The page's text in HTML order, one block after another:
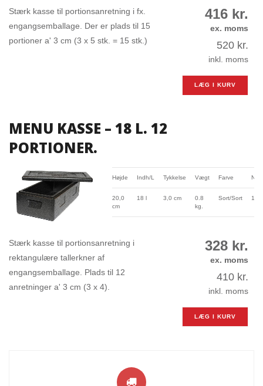
Stærk kasse til portionsanretning i fx.
engangsemballage. Der er plads til 15
portioner a' 3 cm (3 x 5 stk. = 15 stk.)
416 kr.
ex. moms
520 kr.
inkl. moms
LÆG I KURV
MENU KASSE – 18 L. 12
PORTIONER.
Højde Indh/L Tykkelse Vægt Farve Nr.
20,0
cm
18 l 3,0 cm
0.8
kg.
Sort/Sort
Stærk kasse til portionsanretning i
rektangulære tallerkner af
engangsemballage. Plads til 12
anretninger a' 3 cm (3 x 4).
328 kr.
ex. moms
410 kr.
inkl. moms
LÆG I KURV